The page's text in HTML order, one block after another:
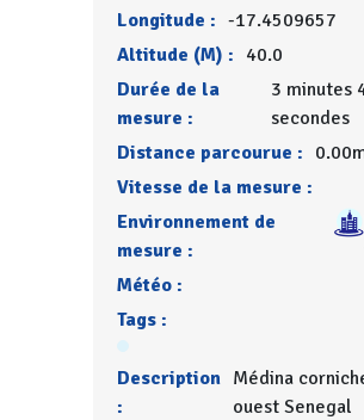
Longitude : -17.4509657
Altitude (M) : 40.0
Durée de la
mesure :
3 minutes
secondes
Distance parcourue :
Vitesse de la mesure :
Environnement de
mesure :
Météo :
Tags :
Description
:
Médina
ouest Senegal